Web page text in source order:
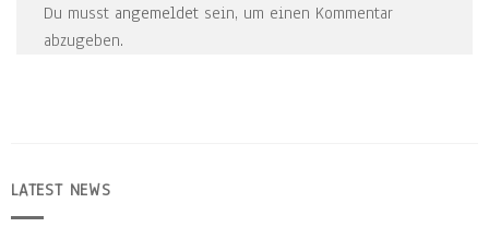
Du musst angemeldet sein, um einen Kommentar
abzugeben.
LATEST NEWS